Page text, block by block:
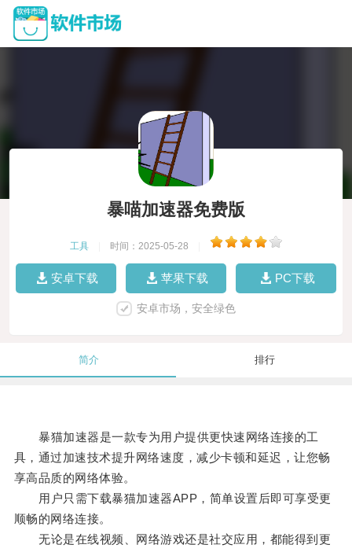
暴喵加速器免费版
工具 时间：2025-05-28
安卓下载 苹果下载 PC下载
安卓市场，安全绿色
简介 排行
暴猫加速器是一款专为用户提供更快速网络连接的工
具，通过加速技术提升网络速度，减少卡顿和延迟，让您畅
享高品质的网络体验。
用户只需下载暴猫加速器APP，简单设置后即可享受更
顺畅的网络连接。
无论是在线视频、网络游戏还是社交应用，都能得到更